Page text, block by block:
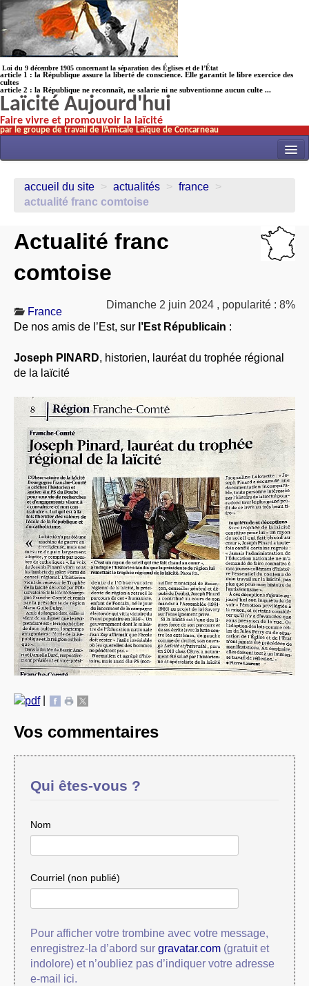
Loi du 9 décembre 1905 concernant la séparation des Églises et de l’État
article 1 : la République assure la liberté de conscience. Elle garantit le libre exercice des
cultes
article 2 : la République ne reconnaît, ne salarie ni ne subventionne aucun culte ...
Laïcité Aujourd'hui
Faire vivre et promouvoir la laïcité
par le groupe de travail de l’Amicale Laïque de Concarneau
ACTUALITÉS
ÉCOLES
HISTOIRE(s)
À PROPOS
* [ connexion Adhérents ].
accueil du site > actualités > france >
actualité franc comtoise
Actualité franc
comtoise
Dimanche 2 juin 2024 , popularité : 8%
France
De nos amis de l’Est, sur l’Est Républicain :
Joseph PINARD, historien, lauréat du trophée régional
de la laïcité
|
Vos commentaires
Qui êtes-vous ?
Nom
Courriel (non publié)
Pour afficher votre trombine avec votre message,
enregistrez-la d’abord sur gravatar.com(gratuit et
indolore) et n’oubliez pas d’indiquer votre adresse
e-mail ici.